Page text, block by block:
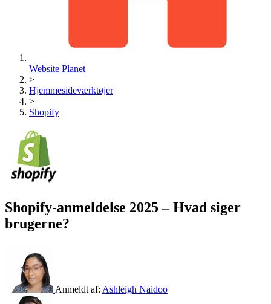
Website Planet
>
Hjemmesideværktøjer
>
Shopify
Shopify-anmeldelse 2025 – Hvad siger
brugerne?
Anmeldt af: Ashleigh Naidoo